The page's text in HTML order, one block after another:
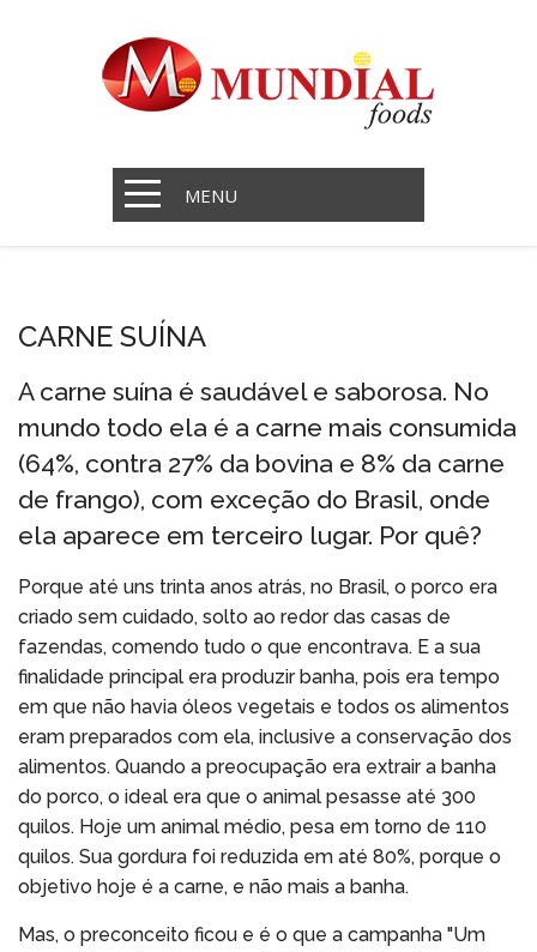
MENU
CARNE SUÍNA
A carne suína é saudável e saborosa. No
mundo todo ela é a carne mais consumida
(64%, contra 27% da bovina e 8% da carne
de frango), com exceção do Brasil, onde
ela aparece em terceiro lugar. Por quê?
Porque até uns trinta anos atrás, no Brasil, o porco era
criado sem cuidado, solto ao redor das casas de
fazendas, comendo tudo o que encontrava. E a sua
finalidade principal era produzir banha, pois era tempo
em que não havia óleos vegetais e todos os alimentos
eram preparados com ela, inclusive a conservação dos
alimentos. Quando a preocupação era extrair a banha
do porco, o ideal era que o animal pesasse até 300
quilos. Hoje um animal médio, pesa em torno de 110
quilos. Sua gordura foi reduzida em até 80%, porque o
objetivo hoje é a carne, e não mais a banha.
Mas, o preconceito ficou e é o que a campanha "Um